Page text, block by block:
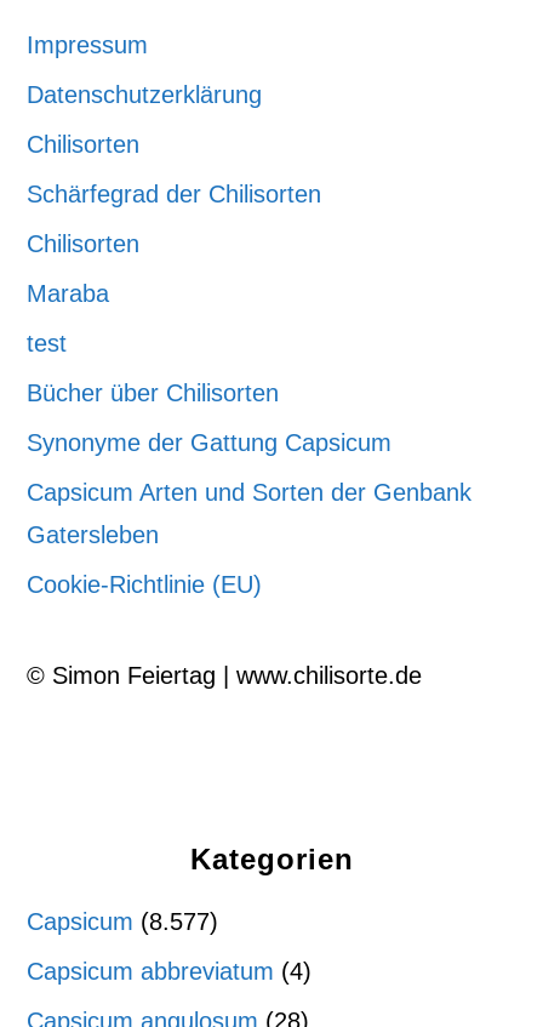
Impressum
Datenschutzerklärung
Chilisorten
Schärfegrad der Chilisorten
Chilisorten
Maraba
test
Bücher über Chilisorten
Synonyme der Gattung Capsicum
Capsicum Arten und Sorten der Genbank
Gatersleben
Cookie-Richtlinie (EU)
© Simon Feiertag | www.chilisorte.de
Kategorien
Capsicum (8.577)
Capsicum abbreviatum (4)
Capsicum angulosum (28)